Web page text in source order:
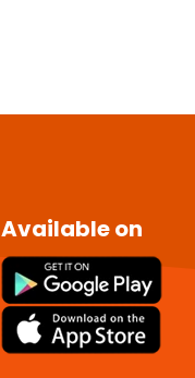
Available on